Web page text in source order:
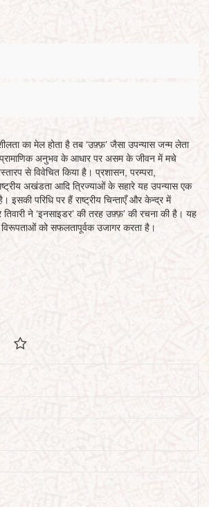
का मेल होता है तब ‘उफ़्फ़’ जैसा उपन्यास जन्म लेता
प्रामाणिक अनुभव के आधार पर असम के जीवन में मचे
से विवेचित किया है। प्रशासन, परम्परा,
अखंडता आदि त्रिज्याओं के सहारे यह उपन्यास एक
इसकी परिधि पर हैं राष्ट्रीय चिन्ताएँ और केन्द्र में
तिवारी ने ‘इनसाइडर’ की तरह उफ़्फ़’ की रचना की है। यह
विरूपताओं को सफलतापूर्वक उजागर करता है।